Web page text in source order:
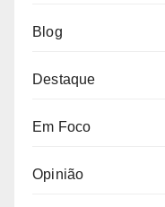
Blog
Destaque
Em Foco
Opinião